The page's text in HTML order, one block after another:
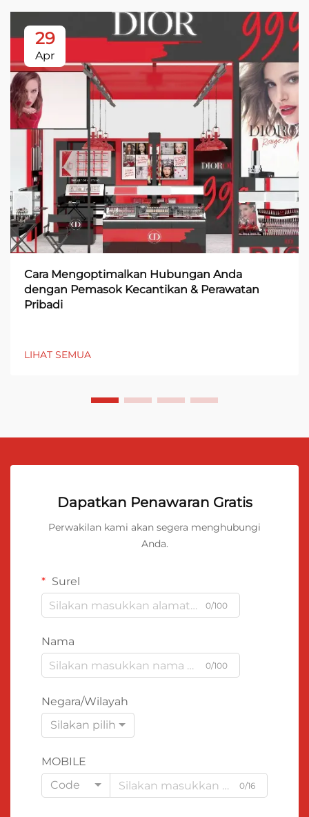
29
Apr
Cara Mengoptimalkan Hubungan Anda
dengan Pemasok Kecantikan & Perawatan
Pribadi
LIHAT SEMUA
Dapatkan Penawaran Gratis
Perwakilan kami akan segera menghubungi
Anda.
Surel
0/100
Nama
0/100
Negara/Wilayah
Silakan pilih
MOBILE
Code
0/16